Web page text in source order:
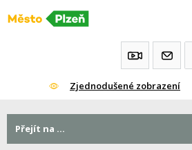
Přeskočit
Zjednodušené zobrazení
Přejít na ...